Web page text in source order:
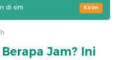
di sini Kirim
Jam? Ini